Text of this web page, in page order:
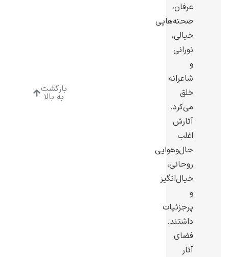
ادگار دگا
عرفان،
صحنه‌هایی
خیالی،
نورانی
و
شاعرانه
خلق
می‌کرد.
آثارش
اغلب
حال‌وهوایی
روحانی،
خیال‌انگیز
و
پرجزئیات
داشتند.
فضای
آثار
بازگشت
به بالا